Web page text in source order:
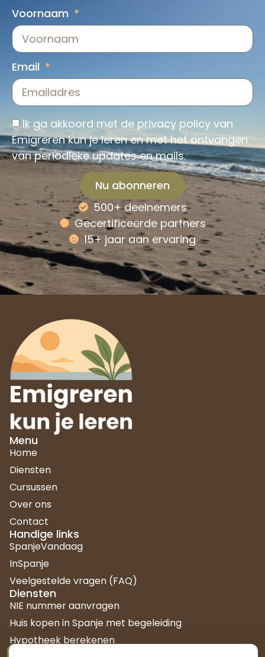
Voornaam
Email
Ik ga akkoord met de privacy policy van
Emigreren kun je leren en met het ontvangen
van periodieke updates en mails.
Nu abonneren
Alternative:
500+ deelnemers
Gecertificeerde partners
15+ jaar aan ervaring
Menu
Home
Diensten
Cursussen
Over ons
Contact
Handige links
SpanjeVandaag
InSpanje
Veelgestelde vragen (FAQ)
Diensten
NIE nummer aanvragen
Huis kopen in Spanje met begeleiding
Hypotheek berekenen
Kenniscentrum